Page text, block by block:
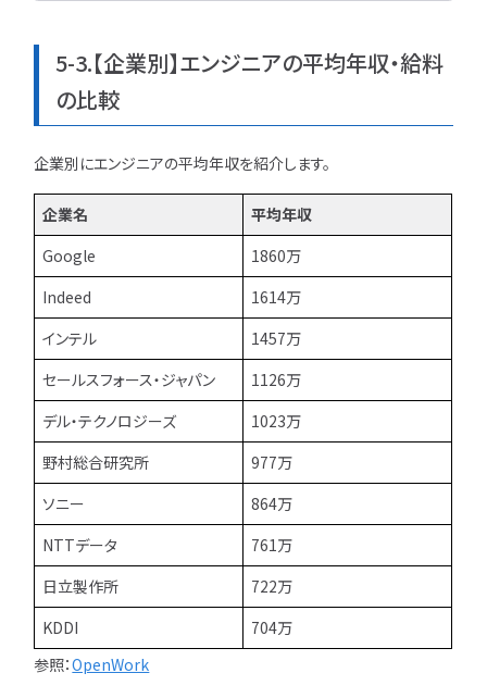
5-3.【企業別】エンジニアの平均年収・給料
の比較
企業別にエンジニアの平均年収を紹介します。
企業名
平均年収
Google
1860万
Indeed
1614万
インテル
1457万
セールスフォース・ジャパン
1126万
デル・テクノロジーズ
1023万
野村総合研究所
977万
ソニー
864万
NTTデータ
761万
日立製作所
722万
KDDI
704万
参照：OpenWork